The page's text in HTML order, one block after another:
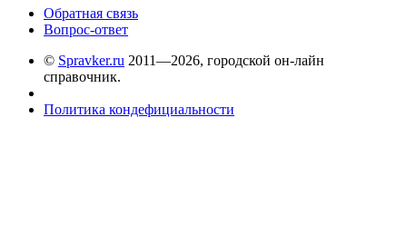
Обратная связь
Вопрос-ответ
© Spravker.ru 2011—2026, городской он-лайн
справочник.
Политика кондефициальности